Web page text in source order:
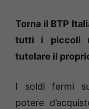
Torna il BTP
tutti i piccoli
tutelare il
I soldi fermi
potere